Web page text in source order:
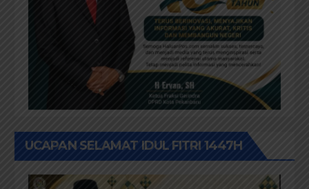
UCAPAN SELAMAT IDUL FITRI 1447H